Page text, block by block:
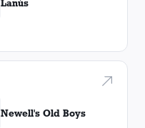
Lanús
Newell's Old Boys